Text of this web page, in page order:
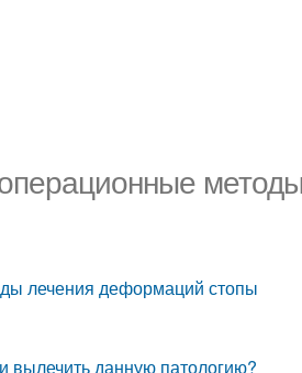
лечения деформаций стопы
данную патологию?